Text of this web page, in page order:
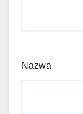
Nazwa